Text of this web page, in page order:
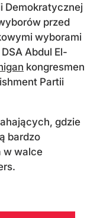
Demokratycznej
przed
wyborami
Abdul El-
kongresmen
Partii
gdzie
bardzo
w walce